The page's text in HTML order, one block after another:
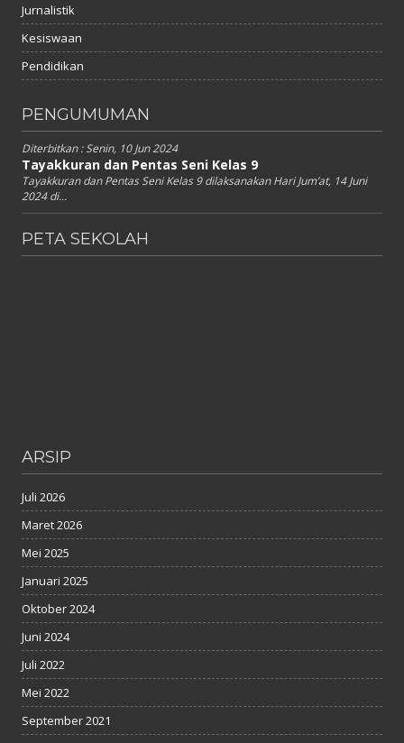
Jurnalistik
Kesiswaan
Pendidikan
PENGUMUMAN
Diterbitkan :Senin, 10 Jun 2024
Tayakkuran dan Pentas Seni Kelas 9
Tayakkuran dan Pentas Seni Kelas 9 dilaksanakan Hari Jum’at, 14 Juni
2024 di...
PETA SEKOLAH
ARSIP
Juli 2026
Maret 2026
Mei 2025
Januari 2025
Oktober 2024
Juni 2024
Juli 2022
Mei 2022
September 2021